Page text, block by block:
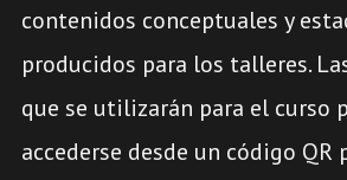
contenidos conceptuales y
producidos para los talleres.
que se utilizarán para el curso
accederse desde un código QR